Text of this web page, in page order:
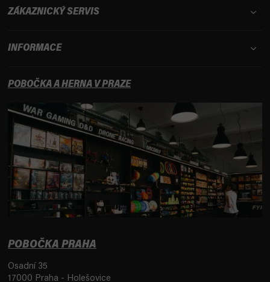
ZÁKAZNICKÝ SERVIS
INFORMACE
POBOČKA A HERNA V PRAZE
POBOČKA PRAHA
Osadní 35
17000 Praha - Holešovice